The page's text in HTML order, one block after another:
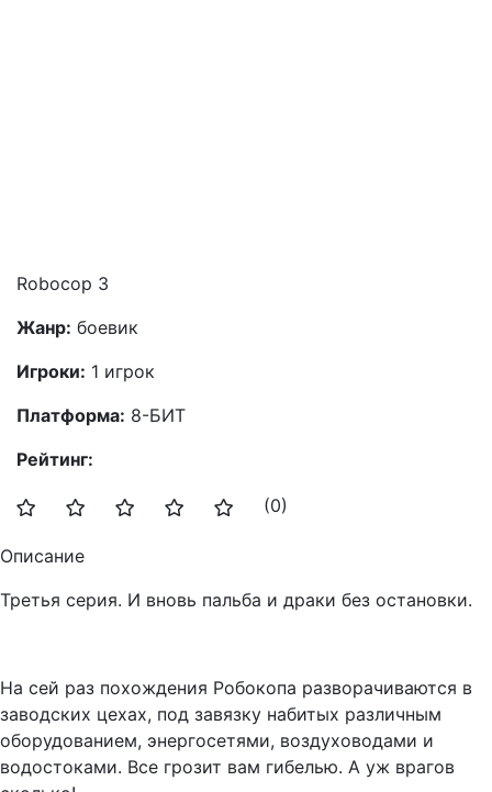
Robocop 3
Жанр: боевик
Игроки: 1 игрок
Платформа: 8-БИТ
Рейтинг:
(0)
Описание
Третья серия. И вновь пальба и драки без остановки.
На сей раз похождения Робокопа разворачиваются в
заводских цехах, под завязку набитых различным
оборудованием, энергосетями, воздуховодами и
водостоками. Все грозит вам гибелью. А уж врагов